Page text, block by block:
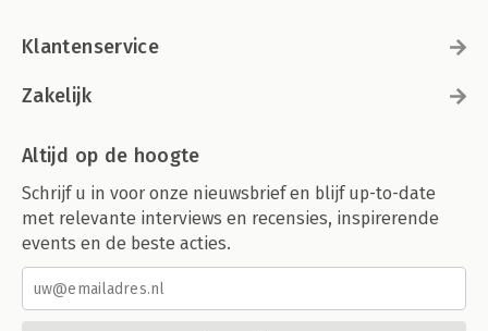
Klantenservice
Zakelijk
Altijd op de hoogte
Schrijf u in voor onze nieuwsbrief en blijf up-to-date
met relevante interviews en recensies, inspirerende
events en de beste acties.